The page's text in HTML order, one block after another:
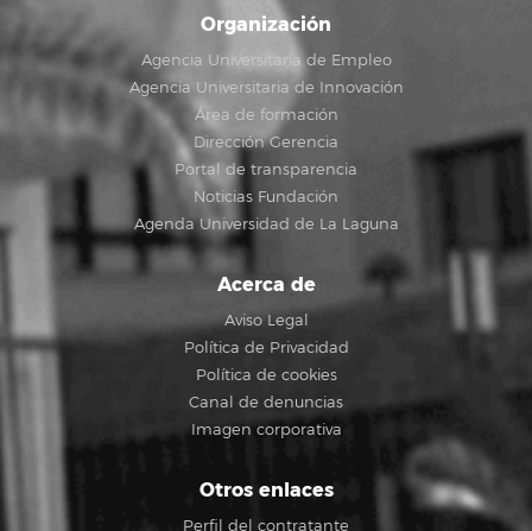
Organización
Agencia Universitaria de Empleo
Agencia Universitaria de Innovación
Área de formación
Dirección Gerencia
Portal de transparencia
Noticias Fundación
Agenda Universidad de La Laguna
Acerca de
Aviso Legal
Política de Privacidad
Política de cookies
Canal de denuncias
Imagen corporativa
Otros enlaces
Perfil del contratante